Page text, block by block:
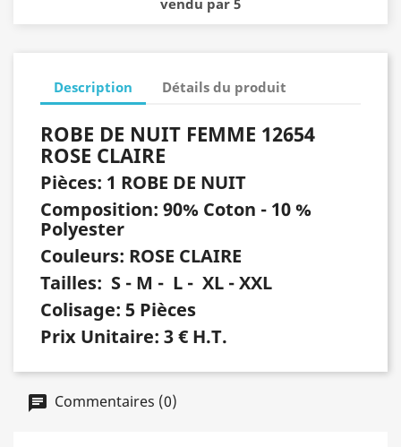
vendu par 5
Description Détails du produit
ROBE DE NUIT FEMME 12654
ROSE CLAIRE
Pièces: 1 ROBE DE NUIT
Composition: 90% Coton - 10 %
Polyester
Couleurs: ROSE CLAIRE
Tailles: S - M - L - XL - XXL
Colisage: 5 Pièces
Prix Unitaire: 3 € H.T.
Commentaires (0)